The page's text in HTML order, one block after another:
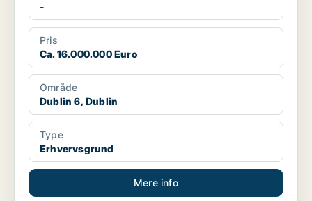
-
Pris
Ca. 16.000.000 Euro
Område
Dublin 6, Dublin
Type
Erhvervsgrund
Mere info